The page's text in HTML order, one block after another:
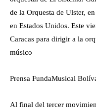
de la Orquesta de Ulster,
en Estados Unidos. Este
Caracas para dirigir a la
músico
Prensa FundaMusical
Al final del tercer